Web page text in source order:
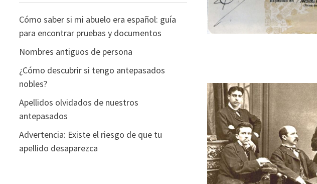
Cómo saber si mi abuelo era español: guía
para encontrar pruebas y documentos
Nombres antiguos de persona
¿Cómo descubrir si tengo antepasados
nobles?
Apellidos olvidados de nuestros
antepasados
Advertencia: Existe el riesgo de que tu
apellido desaparezca